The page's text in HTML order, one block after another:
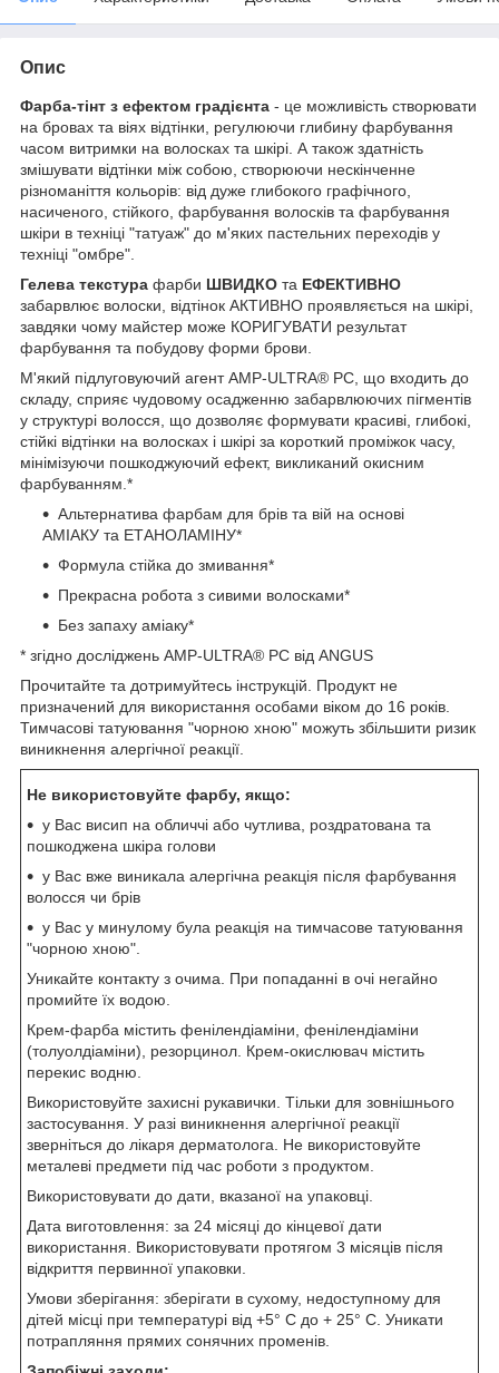
Опис
Фарба-тiнт з ефектом градієнта - це можливість створювати
на бровах та віях відтінки, регулюючи глибину фарбування
часом витримки на волосках та шкірі. А також здатність
змішувати відтінки між собою, створюючи нескінченне
різноманіття кольорів: від дуже глибокого графічного,
насиченого, стійкого, фарбування волосків та фарбування
шкіри в техніці "татуаж" до м'яких пастельних переходів у
техніці "омбре".
Гелева текстура фарби ШВИДКО та ЕФЕКТИВНО
забарвлює волоски, відтінок АКТИВНО проявляється на шкірі,
завдяки чому майстер може КОРИГУВАТИ результат
фарбування та побудову форми брови.
М'який підлуговуючий агент AMP-ULTRA® PC, що входить до
складу, сприяє чудовому осадженню забарвлюючих пігментів
у структурі волосся, що дозволяє формувати красиві, глибокі,
стійкі відтінки на волосках і шкірі за короткий проміжок часу,
мінімізуючи пошкоджуючий ефект, викликаний окисним
фарбуванням.*
Альтернатива фарбам для брів та вій на основі
АМІАКУ та ЕТАНОЛАМІНУ*
Формула стійка до змивання*
Прекрасна робота з сивими волосками*
Без запаху аміаку*
* згідно досліджень AMP-ULTRA® PC від ANGUS
Прочитайте та дотримуйтесь інструкцій. Продукт не
призначений для використання особами віком до 16 років.
Тимчасові татуювання "чорною хною" можуть збільшити ризик
виникнення алергічної реакції.
Не використовуйте фарбу, якщо:
у Вас висип на обличчі або чутлива, роздратована та
пошкоджена шкіра голови
у Вас вже виникала алергічна реакція після фарбування
волосся чи брів
у Вас у минулому була реакція на тимчасове татуювання
"чорною хною".
Уникайте контакту з очима. При попаданні в очі негайно
промийте їх водою.
Крем-фарба містить фенілендіаміни, фенілендіаміни
(толуолдіаміни), резорцинол. Крем-окислювач містить
перекис водню.
Використовуйте захисні рукавички. Тільки для зовнішнього
застосування. У разі виникнення алергічної реакції
зверніться до лікаря дерматолога. Не використовуйте
металеві предмети під час роботи з продуктом.
Використовувати до дати, вказаної на упаковці.
Дата виготовлення: за 24 місяці до кінцевої дати
використання. Використовувати протягом 3 місяців після
відкриття первинної упаковки.
Умови зберігання: зберігати в сухому, недоступному для
дітей місці при температурі від +5° С до + 25° С. Уникати
потрапляння прямих сонячних променів.